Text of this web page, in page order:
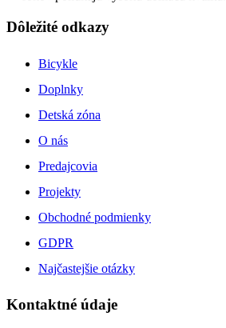
Dôležité odkazy
Bicykle
Doplnky
Detská zóna
O nás
Predajcovia
Projekty
Obchodné podmienky
GDPR
Najčastejšie otázky
Kontaktné údaje